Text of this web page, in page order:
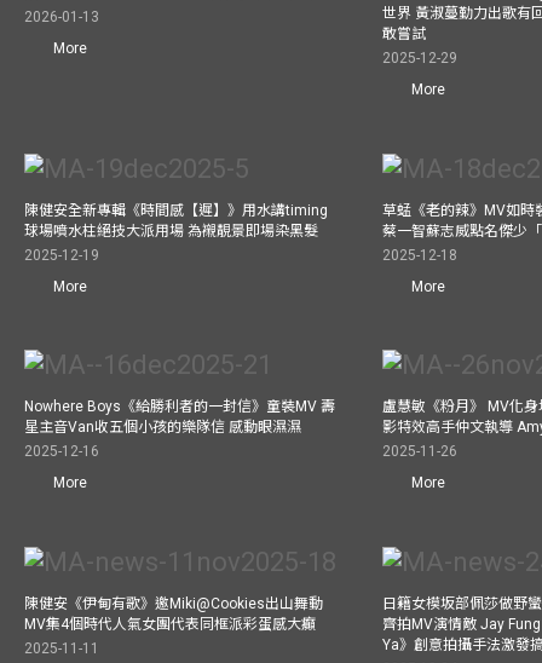
2026-01-13
More
世界 黃淑蔓勤力出歌有
敢嘗試
2025-12-29
More
陳健安全新專輯《時間感【遲】》用水講timing
球場噴水柱絕技大派用場 為襯靚景即場染黑髮
2025-12-19
More
草蜢《老的辣》MV如時
蔡一智蘇志威點名傑少
2025-12-18
More
Nowhere Boys《給勝利者的一封信》童裝MV 壽
星主音Van收五個小孩的樂隊信 感動眼濕濕
2025-12-16
More
盧慧敏《粉月》 MV化
影特效高手仲文執導
2025-11-26
More
陳健安《伊甸有歌》邀Miki@Cookies出山舞動
MV集4個時代人氣女團代表同框派彩蛋感大癲
2025-11-11
日籍女模坂部佩莎做野
齊拍MV演情敵 Jay
Ya》創意拍攝手法激發